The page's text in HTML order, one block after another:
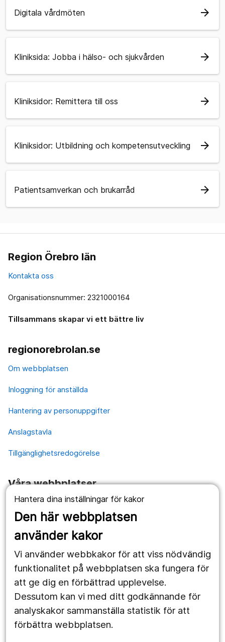
Hantera dina inställningar för kakor
Den här webbplatsen
använder kakor
Vi använder webbkakor för att viss nödvändig
funktionalitet på webbplatsen ska fungera för
att ge dig en förbättrad upplevelse.
Dessutom kan vi med ditt godkännande för
analyskakor sammanställa statistik för att
förbättra webbplatsen.
Digitala vårdmöten arrow_forward
Kliniksida: Jobba i hälso- och sjukvården arrow_forward
Kliniksidor: Remittera till oss arrow_forward
Kliniksidor: Utbildning och kompetensutveckling arrow_forward
Patientsamverkan och brukarråd arrow_forward
Region Örebro län
Kontakta oss
Organisationsnummer: 2321000164
Tillsammans skapar vi ett bättre liv
regionorebrolan.se
Om webbplatsen
Inloggning för anställda
Hantering av personuppgifter
Anslagstavla
Tillgänglighetsredogörelse
Våra webbplatser
1177.se
Länstrafiken
Utveckling
Följ oss
Facebook